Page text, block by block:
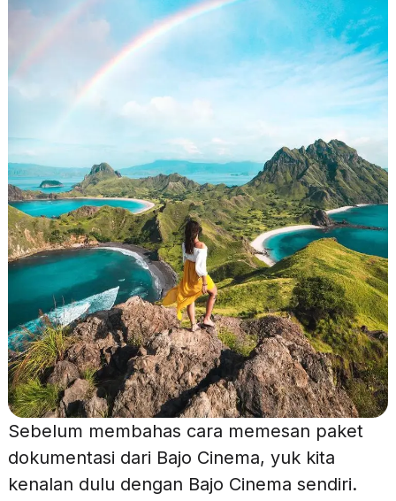
Sebelum membahas cara memesan paket
dokumentasi dari Bajo Cinema, yuk kita
kenalan dulu dengan Bajo Cinema sendiri.